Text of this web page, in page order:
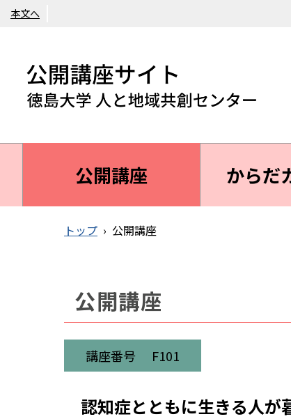
本文へ
公開講座 からだ
トップ › 公開講座
公開講座
講座番号 F101
認知症とともに生きる人が